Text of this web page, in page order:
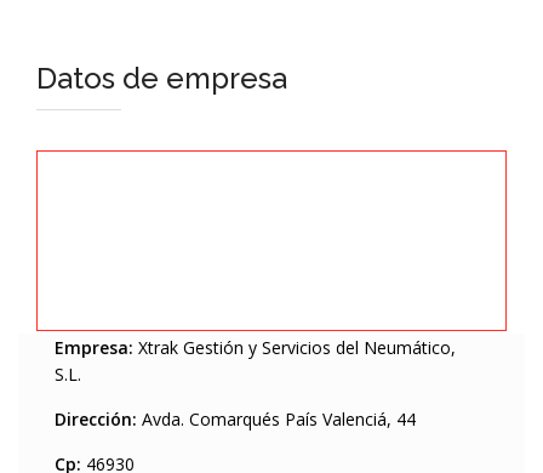
Datos de empresa
Empresa: Xtrak Gestión y Servicios del Neumático,
S.L.
Dirección: Avda. Comarqués País Valenciá, 44
Cp: 46930